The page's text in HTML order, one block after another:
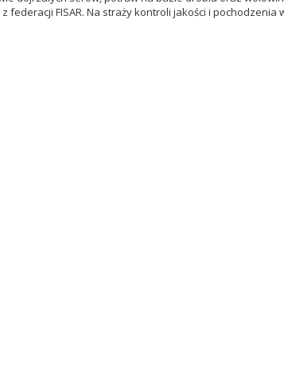
FISAR. Na straży kontroli jakości i